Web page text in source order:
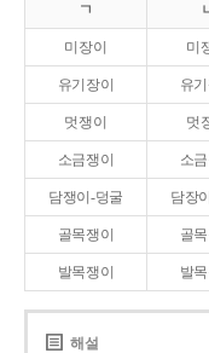
ㄱ
미장이 미
유기장이 유기
멋쟁이 멋
소금쟁이 소금
담쟁이-덩굴 담장
골목쟁이 골목
발목쟁이 발목
해설